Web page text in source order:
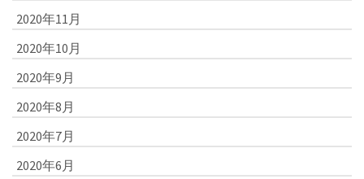
2020年11月
2020年10月
2020年9月
2020年8月
2020年7月
2020年6月